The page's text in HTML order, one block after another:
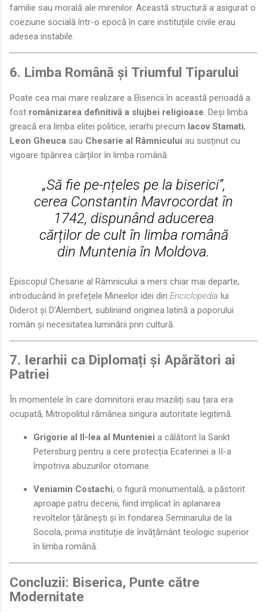
familie sau morală ale mirenilor. Această structură a asigurat o
coeziune socială într-o epocă în care instituțiile civile erau
adesea instabile.
6. Limba Română și Triumful Tiparului
Poate cea mai mare realizare a Bisericii în această perioadă a
fost românizarea definitivă a slujbei religioase. Deși limba
greacă era limba elitei politice, ierarhi precum Iacov Stamati,
Leon Gheuca sau Chesarie al Râmnicului au susținut cu
vigoare tipărirea cărților în limba română.
„Să fie pe-nțeles pe la biserici”,
cerea Constantin Mavrocordat în
1742, dispunând aducerea
cărților de cult în limba română
din Muntenia în Moldova.
Episcopul Chesarie al Râmnicului a mers chiar mai departe,
introducând în prefețele Mineelor idei din Enciclopedia lui
Diderot și D'Alembert, subliniind originea latină a poporului
român și necesitatea luminării prin cultură.
7. Ierarhii ca Diplomați și Apărători ai
Patriei
În momentele în care domnitorii erau maziliți sau țara era
ocupată, Mitropolitul rămânea singura autoritate legitimă.
Grigorie al II-lea al Munteniei a călătorit la Sankt
Petersburg pentru a cere protecția Ecaterinei a II-a
împotriva abuzurilor otomane.
Veniamin Costachi, o figură monumentală, a păstorit
aproape patru decenii, fiind implicat în aplanarea
revoltelor țărănești și în fondarea Seminarului de la
Socola, prima instituție de învățământ teologic superior
în limba română.
Concluzii: Biserica, Punte către
Modernitate